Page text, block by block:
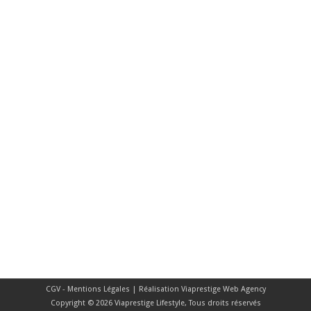
CGV - Mentions Légales | Réalisation Viaprestige Web Agency
Copyright © 2026 Viaprestige Lifestyle, Tous droits réservés